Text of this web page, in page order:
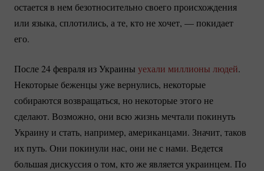
остается в нем безотносительно своего происхождения
или языка, сплотились, а те, кто не хочет, — покидает
его.
После 24 февраля из Украины уехали миллионы людей.
Некоторые беженцы уже вернулись, некоторые
собираются возвращаться, но некоторые этого не
сделают. Возможно, они всю жизнь мечтали покинуть
Украину и стать, например, американцами. Значит, таков
их путь. Они покинули нас, они не с нами. Ведется
большая дискуссия о том, кто же является украинцем. По